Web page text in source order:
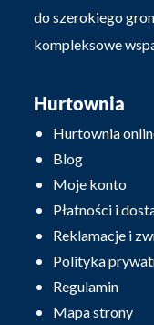
do szerokiego
kompleksowe
Hurtownia
Hurtownia
Blog
Moje konto
Płatności i
Reklamacje i
Polityka
Regulamin
Mapa strony